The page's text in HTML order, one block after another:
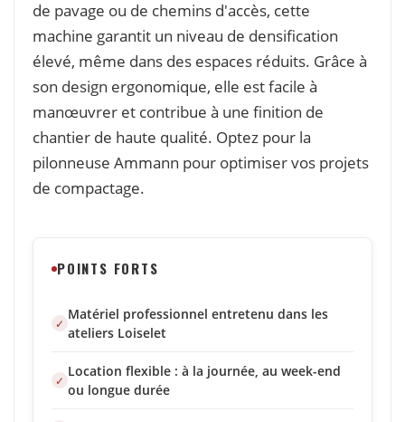
de pavage ou de chemins d'accès, cette
machine garantit un niveau de densification
élevé, même dans des espaces réduits. Grâce à
son design ergonomique, elle est facile à
manœuvrer et contribue à une finition de
chantier de haute qualité. Optez pour la
pilonneuse Ammann pour optimiser vos projets
de compactage.
POINTS FORTS
Matériel professionnel entretenu dans les
ateliers Loiselet
Location flexible : à la journée, au week-end
ou longue durée